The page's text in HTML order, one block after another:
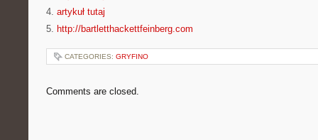
4. artykuł tutaj
5. http://bartletthackettfeinberg.com
CATEGORIES: GRYFINO
Comments are closed.